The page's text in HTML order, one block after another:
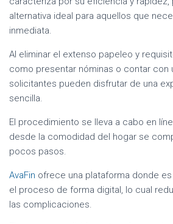
alternativa ideal para aquellos que
inmediata.
Al eliminar el extenso papeleo y
como presentar nóminas o contar con
solicitantes pueden disfrutar de una
sencilla.
El procedimiento se lleva a cabo en
desde la comodidad del hogar se
pocos pasos.
AvaFin ofrece una plataforma donde
el proceso de forma digital, lo cual
las complicaciones.